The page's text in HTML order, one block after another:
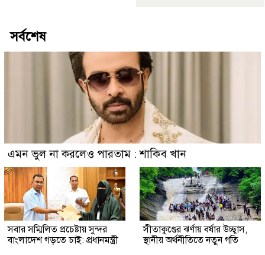
সর্বশেষ
এমন ভুল না করলেও পারতাম : শাকিব খান
সবার সম্মিলিত প্রচেষ্টায় সুন্দর
বাংলাদেশ গড়তে চাই: প্রধানমন্ত্রী
সীতাকুণ্ডের ঝর্ণায় বর্ষার উচ্ছ্বাস,
স্থানীয় অর্থনীতিতে নতুন গতি